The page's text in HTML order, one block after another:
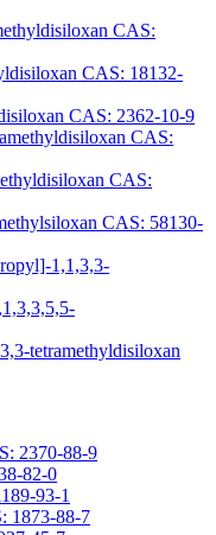
CAS:
CAS: 18132-
CAS: 2362-10-9
CAS:
CAS:
CAS: 58130-
1,1,3,3-
tetramethyldisiloxan
2370-88-9
82-0
93-1
1873-88-7